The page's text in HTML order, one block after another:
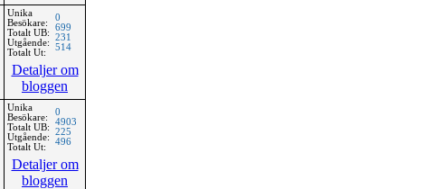
Unika
Besökare:
Totalt UB:
Utgående:
Totalt Ut:
0
699
231
514
Detaljer om
bloggen
Unika
Besökare:
Totalt UB:
Utgående:
Totalt Ut:
0
4903
225
496
Detaljer om
bloggen